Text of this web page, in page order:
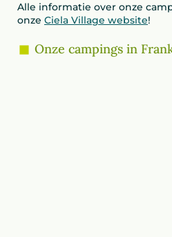
Alle informatie over onze
onze Ciela Village website!
Onze campings in